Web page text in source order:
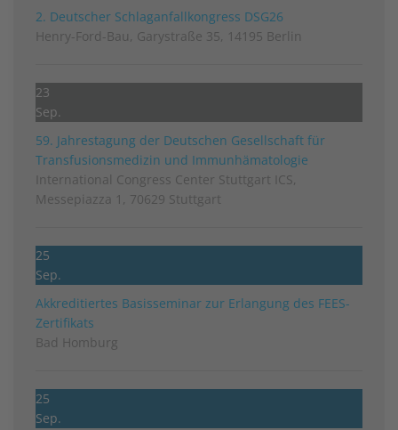
2. Deutscher Schlag­anfall­kongress DSG26
Henry-Ford-Bau, Garystraße 35, 14195 Berlin
23
Sep.
59. Jahrestagung der Deutschen Gesellschaft für
Transfusionsmedizin und Immunhämatologie
International Congress Center Stuttgart ICS,
Messepiazza 1, 70629 Stuttgart
25
Sep.
Akkreditiertes Basisseminar zur Erlangung des FEES-
Zertifikats
Bad Homburg
25
Sep.